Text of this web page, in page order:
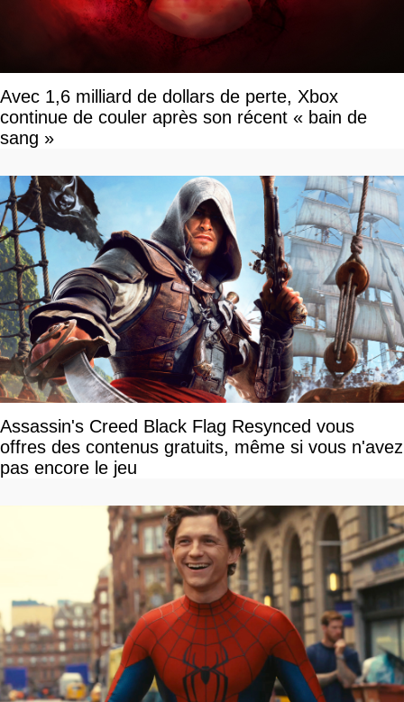
Avec 1,6 milliard de dollars de perte, Xbox
continue de couler après son récent « bain de
sang »
Assassin's Creed Black Flag Resynced vous
offres des contenus gratuits, même si vous n'avez
pas encore le jeu